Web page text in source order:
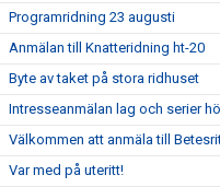
Programridning 23 augusti
Anmälan till Knatteridning ht-20
Byte av taket på stora ridhuset
Intresseanmälan lag och serier
Välkommen att anmäla till
Var med på uteritt!